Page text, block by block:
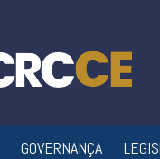
GOVERNANÇA